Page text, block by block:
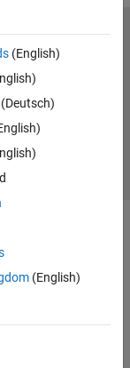
(English)
(Deutsch)
(English)
Contacts locaux